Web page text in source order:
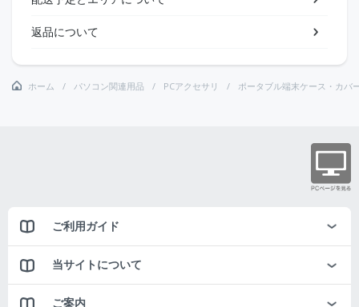
返品について
ホーム パソコン関連用品 PCアクセサリ ポータブル端末ケース・カバ
ご利用ガイド
当サイトについて
ご案内